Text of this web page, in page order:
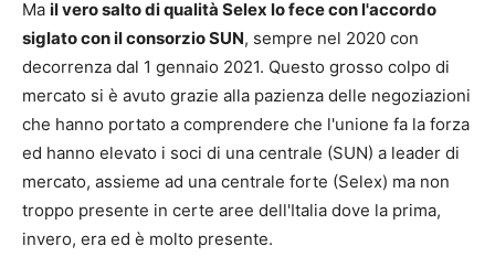
Ma il vero salto di qualità Selex lo fece con l'accordo
siglato con il consorzio SUN, sempre nel 2020 con
decorrenza dal 1 gennaio 2021. Questo grosso colpo di
mercato si è avuto grazie alla pazienza delle negoziazioni
che hanno portato a comprendere che l'unione fa la forza
ed hanno elevato i soci di una centrale (SUN) a leader di
mercato, assieme ad una centrale forte (Selex) ma non
troppo presente in certe aree dell'Italia dove la prima,
invero, era ed è molto presente.